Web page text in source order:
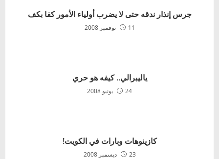
جرس إنذار ندقه حتى لا يضرب أولياء الأمور كفا بكف
11 نوفمبر 2008
ياليبرالي.. كيفه هو حري
24 يونيو 2008
كازينوهات وبارات في الكويت!
23 ديسمبر 2008